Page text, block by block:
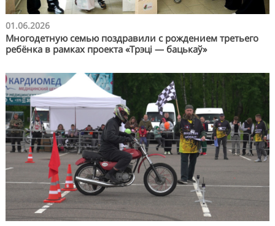
01.06.2026
Многодетную семью поздравили с рождением третьего
ребёнка в рамках проекта «Трэцi — бацькаў»